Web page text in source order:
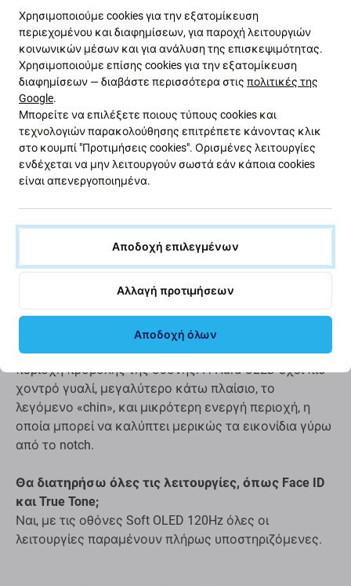
αντικατάσταση;
Οι φθηνές οθόνες, όπως Hard OLED ή Aftermarket,
μπορεί να φαίνονται δελεαστικές, αλλά
συνοδεύονται από:
υψηλότερη κατανάλωση ενέργειας,
χαμηλότερη αντίθεση και ανακριβή χρώματα,
αδύναμη αναγνωσιμότητα στο φως του ήλιου,
πιο αργή απόκριση αφής,
απώλεια λειτουργιών όπως True Tone και Face ID.
Συχνές ερωτήσεις (FAQ)
Ποια είναι η διαφορά μεταξύ Soft και Hard OLED;
Η Soft OLED ταιριάζει με το αρχικό μέγεθος και την
περιοχή προβολής της οθόνης. Η Hard OLED έχει πιο
χοντρό γυαλί, μεγαλύτερο κάτω πλαίσιο, το
λεγόμενο «chin», και μικρότερη ενεργή περιοχή, η
οποία μπορεί να καλύπτει μερικώς τα εικονίδια γύρω
από το notch.
Θα διατηρήσω όλες τις λειτουργίες, όπως Face ID
και True Tone;
Ναι, με τις οθόνες Soft OLED 120Hz όλες οι
λειτουργίες παραμένουν πλήρως υποστηριζόμενες.
Χρησιμοποιούμε cookies για την εξατομίκευση
περιεχομένου και διαφημίσεων, για παροχή λειτουργιών
κοινωνικών μέσων και για ανάλυση της επισκεψιμότητας.
Χρησιμοποιούμε επίσης cookies για την εξατομίκευση
διαφημίσεων — διαβάστε περισσότερα στις πολιτικές της
Google.
Μπορείτε να επιλέξετε ποιους τύπους cookies και
τεχνολογιών παρακολούθησης επιτρέπετε κάνοντας κλικ
στο κουμπί "Προτιμήσεις cookies". Ορισμένες λειτουργίες
ενδέχεται να μην λειτουργούν σωστά εάν κάποια cookies
είναι απενεργοποιημένα.
Αποδοχή επιλεγμένων
Αλλαγή προτιμήσεων
Αποδοχή όλων